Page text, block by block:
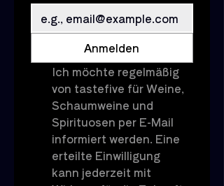
Anmelden
Ich möchte regelmäßig
von tastefive für Weine,
Schaumweine und
Spirituosen per E-Mail
informiert werden. Eine
erteilte Einwilligung
kann jederzeit mit